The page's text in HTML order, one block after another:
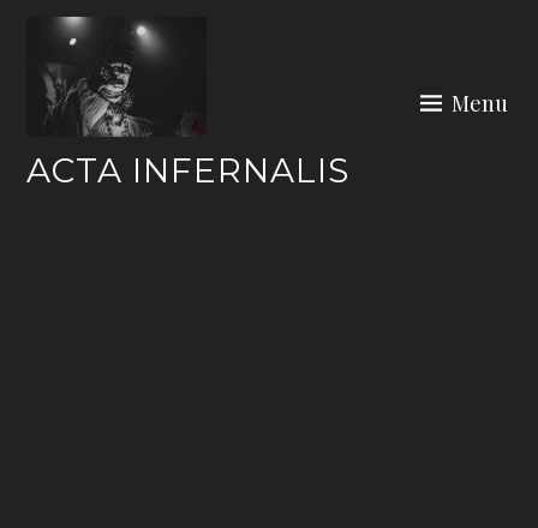
content
ACTA INFERNALIS
Menu